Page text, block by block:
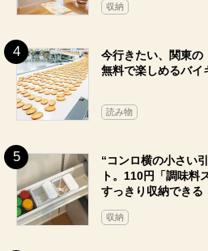
収納
今行きたい、関東の
無料で楽しめるバイ
読み物
“コンロ横の小さい
ト。110円「調味料
すっきり収納できる
収納